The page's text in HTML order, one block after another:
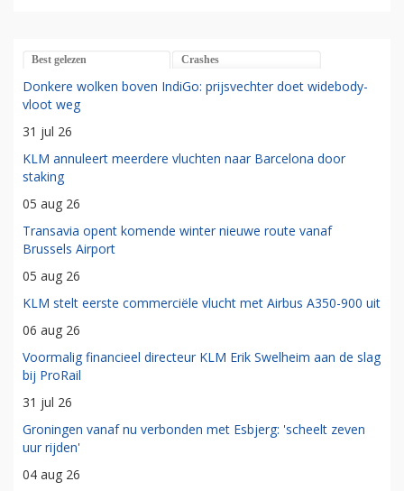
Best gelezen Crashes
Donkere wolken boven IndiGo: prijsvechter doet widebody-
vloot weg
31 jul 26
KLM annuleert meerdere vluchten naar Barcelona door
staking
05 aug 26
Transavia opent komende winter nieuwe route vanaf
Brussels Airport
05 aug 26
KLM stelt eerste commerciële vlucht met Airbus A350-900 uit
06 aug 26
Voormalig financieel directeur KLM Erik Swelheim aan de slag
bij ProRail
31 jul 26
Groningen vanaf nu verbonden met Esbjerg: 'scheelt zeven
uur rijden'
04 aug 26